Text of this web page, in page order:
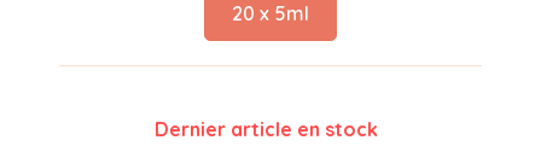
20 x 5ml
Dernier article en stock